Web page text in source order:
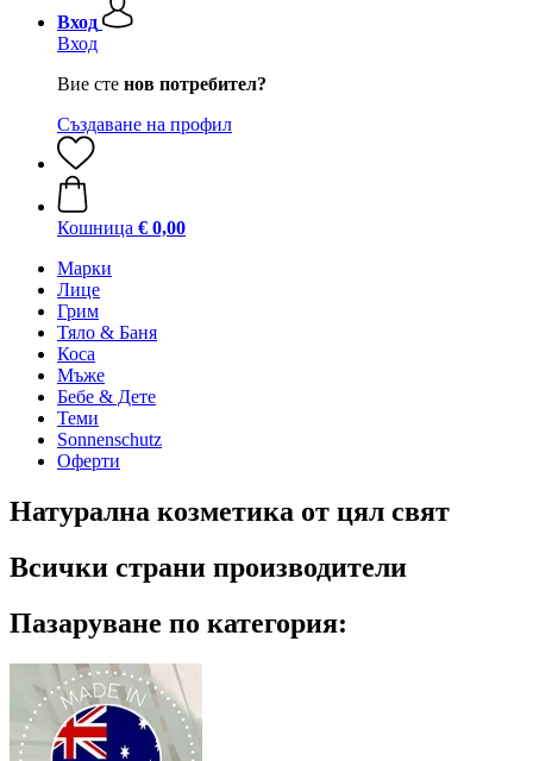
Вход
Вход
Вие сте нов потребител?
Създаване на профил
Кошница € 0,00
Марки
Лице
Грим
Тяло & Баня
Коса
Мъже
Бебе & Дете
Теми
Sonnenschutz
Оферти
Натурална козметика от цял ​​свят
Всички страни производители
Пазаруване по категория: